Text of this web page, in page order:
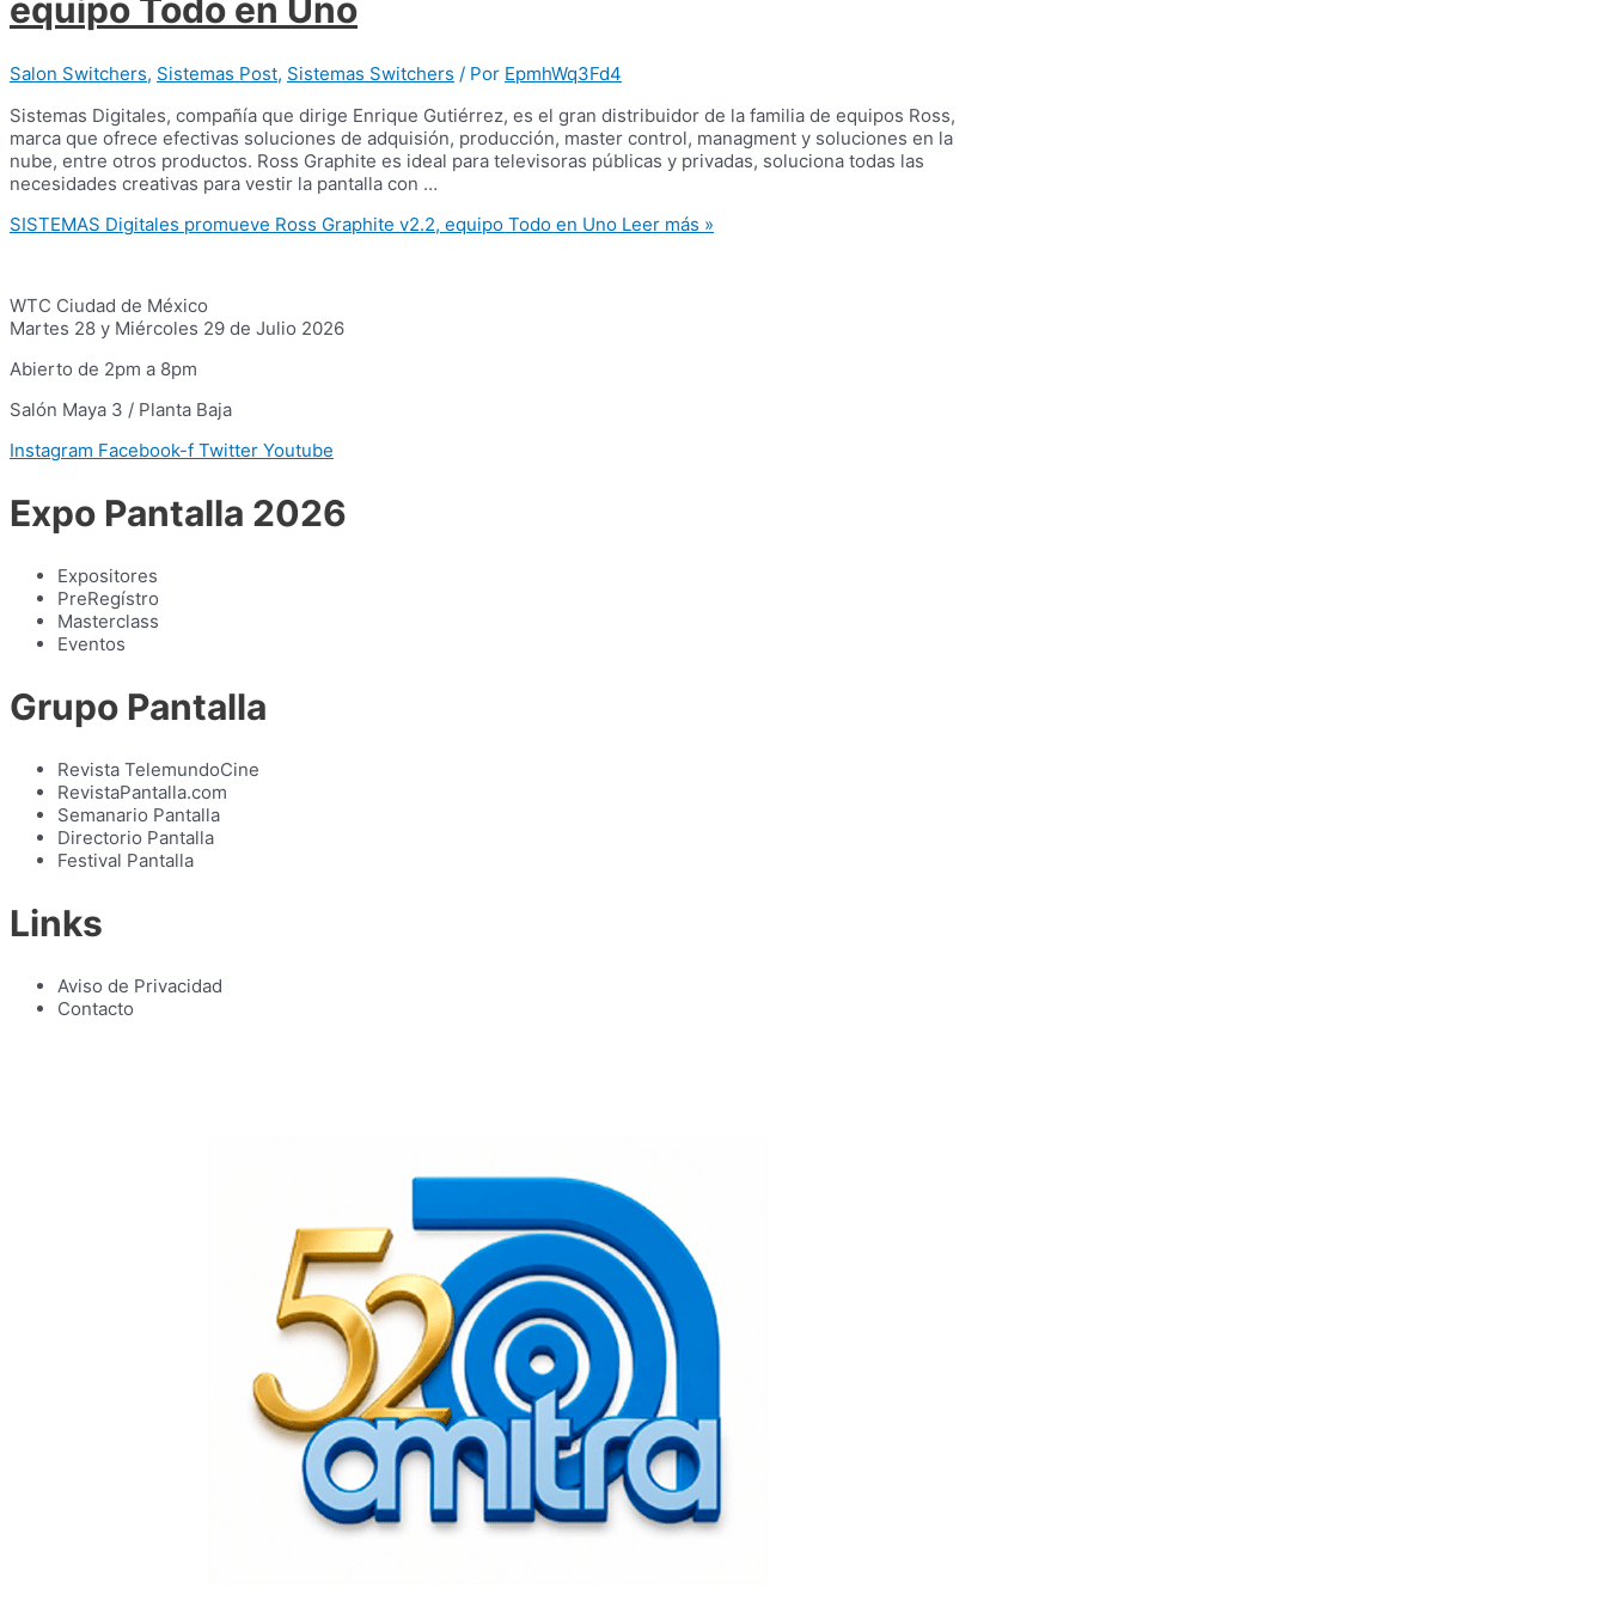
equipo Todo en Uno
Salon Switchers, Sistemas Post, Sistemas Switchers / Por EpmhWq3Fd4
Sistemas Digitales, compañía que dirige Enrique Gutiérrez, es el gran distribuidor de la familia de equipos Ross,
marca que ofrece efectivas soluciones de adquisión, producción, master control, managment y soluciones en la
nube, entre otros productos. Ross Graphite es ideal para televisoras públicas y privadas, soluciona todas las
necesidades creativas para vestir la pantalla con …
SISTEMAS Digitales promueve Ross Graphite v2.2, equipo Todo en Uno Leer más »
WTC Ciudad de México
Martes 28 y Miércoles 29 de Julio 2026
Abierto de 2pm a 8pm
Salón Maya 3 / Planta Baja
Instagram Facebook-f Twitter Youtube
Expo Pantalla 2026
Expositores
PreRegístro
Masterclass
Eventos
Grupo Pantalla
Revista TelemundoCine
RevistaPantalla.com
Semanario Pantalla
Directorio Pantalla
Festival Pantalla
Links
Aviso de Privacidad
Contacto